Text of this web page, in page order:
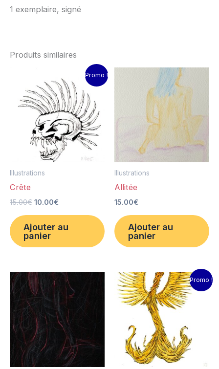
1 exemplaire, signé
Produits similaires
Promo !
Illustrations
Crête
15.00€
prix
initial
était :
15.00€.
10.00€
prix
actuel
est :
10.00€.
Ajouter au
panier
Illustrations
Allitée
15.00€
Ajouter au
panier
Promo !
Le
prix
initial
était :
15.00€.
Le
prix
actuel
est :